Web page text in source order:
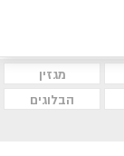
מגזין
הבלוגים